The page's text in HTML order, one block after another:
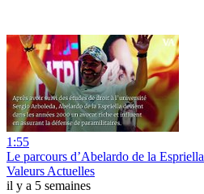
1:55
Le parcours d’Abelardo de la Espriella
Valeurs Actuelles
il y a 5 semaines